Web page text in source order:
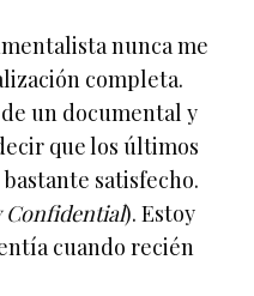
nunca me
completa.
un documental y
que los últimos
satisfecho.
Confidential). Estoy
cuando recién